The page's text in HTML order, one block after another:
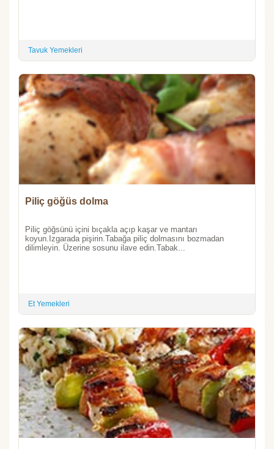
Tavuk Yemekleri
Piliç göğüs dolma
Piliç göğsünü içini bıçakla açıp kaşar ve mantarı
koyun.Izgarada pişirin.Tabağa piliç dolmasını bozmadan
dilimleyin. Üzerine sosunu ilave edin.Tabak...
Et Yemekleri